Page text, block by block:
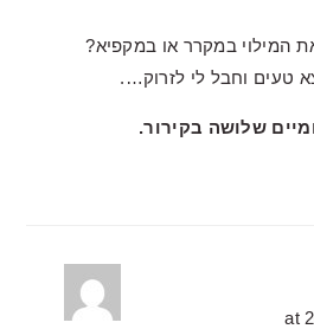
המילוי במקרר או במקפיא?
טעים וחבל לי לזרוק….
שלושה בקירור.